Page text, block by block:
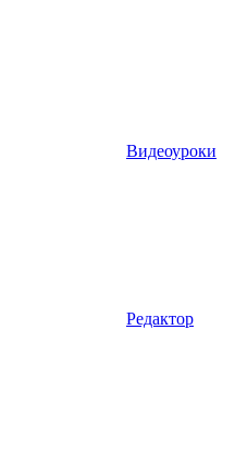
Видеоуроки
Редактор